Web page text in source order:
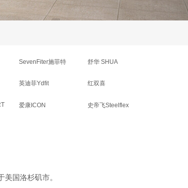
爱康ICON
SevenFiter施菲特 舒华 SHUA
英迪菲Ydfit 红双喜
史帝飞Steelflex
国洛杉矶市。